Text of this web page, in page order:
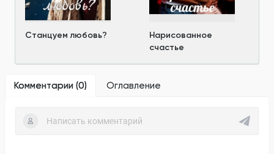
Станцуем любовь?
Нарисованное
счастье
Комментарии (0) Оглавление